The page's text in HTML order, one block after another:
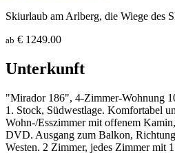
Skiurlaub am Arlberg, die Wiege des
ab € 1249.00
Unterkunft
"Mirador 186", 4-Zimmer-Wohnung
1. Stock, Südwestlage. Komfortabel
Wohn-/Esszimmer mit offenem
DVD. Ausgang zum Balkon,
Westen. 2 Zimmer, jedes Zimmer mit